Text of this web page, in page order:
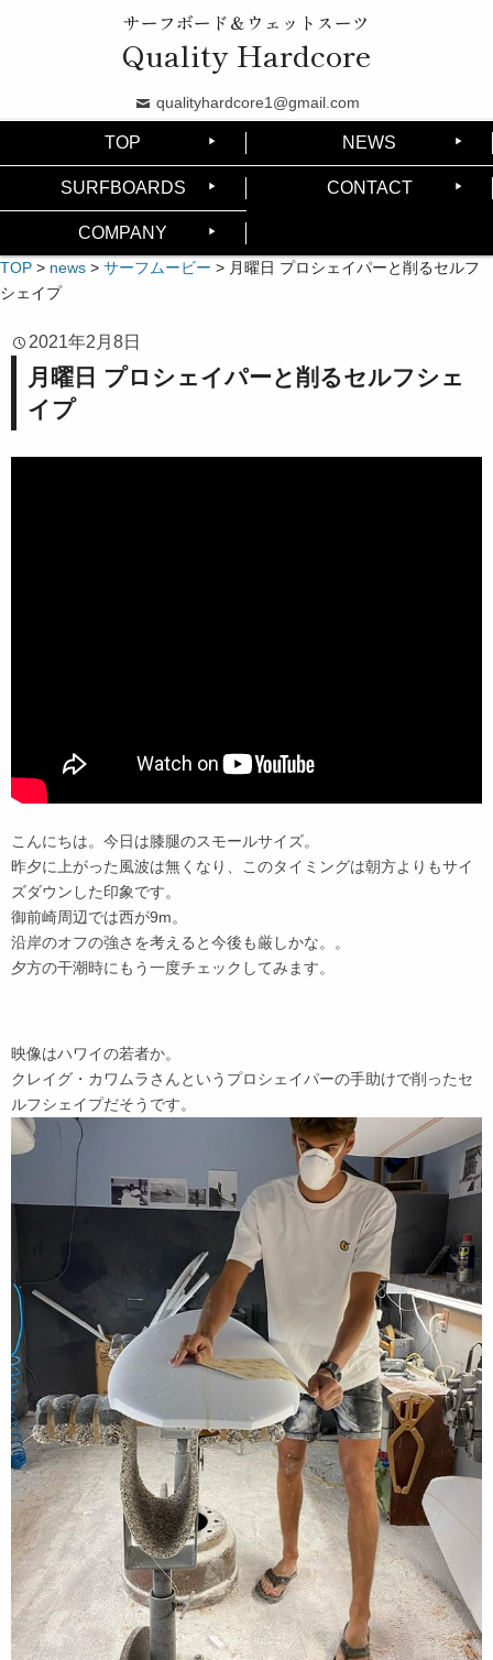
サーフボード＆ウェットスーツ
Quality Hardcore
qualityhardcore1@gmail.com
TOP NEWS
SURFBOARDS CONTACT
COMPANY
TOP > news > サーフムービー > 月曜日 プロシェイパーと削るセルフ
シェイプ
2021年2月8日
月曜日 プロシェイパーと削るセルフシェ
イプ
こんにちは。今日は膝腿のスモールサイズ。
昨夕に上がった風波は無くなり、このタイミングは朝方よりもサイ
ズダウンした印象です。
御前崎周辺では西が9m。
沿岸のオフの強さを考えると今後も厳しかな。。
夕方の干潮時にもう一度チェックしてみます。
映像はハワイの若者か。
クレイグ・カワムラさんというプロシェイパーの手助けで削ったセ
ルフシェイプだそうです。